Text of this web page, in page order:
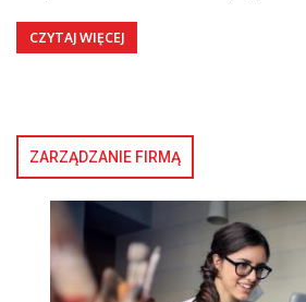
CZYTAJ WIĘCEJ
ZARZĄDZANIE FIRMĄ